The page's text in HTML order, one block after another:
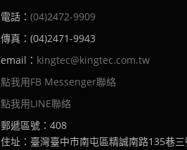
電話： (04)2472-9909
傳真：(04)2471-9943
email： kingtec@kingtec.com.tw
點我用FB Messenger聯絡
點我用LINE聯絡
郵遞區號：408
住址：臺灣臺中市南屯區精誠南路135巷